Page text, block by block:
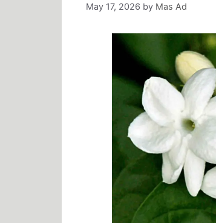
May 17, 2026 by Mas Ad